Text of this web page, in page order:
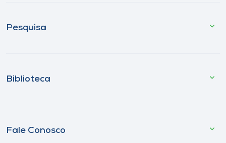
Pesquisa
Biblioteca
Fale Conosco